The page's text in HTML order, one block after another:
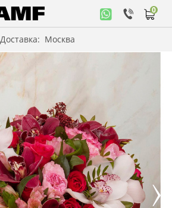
Доставка: Москва
0